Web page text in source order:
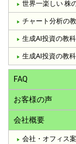
世界一楽しい 株
チャート分析の
生成AI投資の教
生成AI投資の教
FAQ
お客様の声
会社概要
会社・オフィス